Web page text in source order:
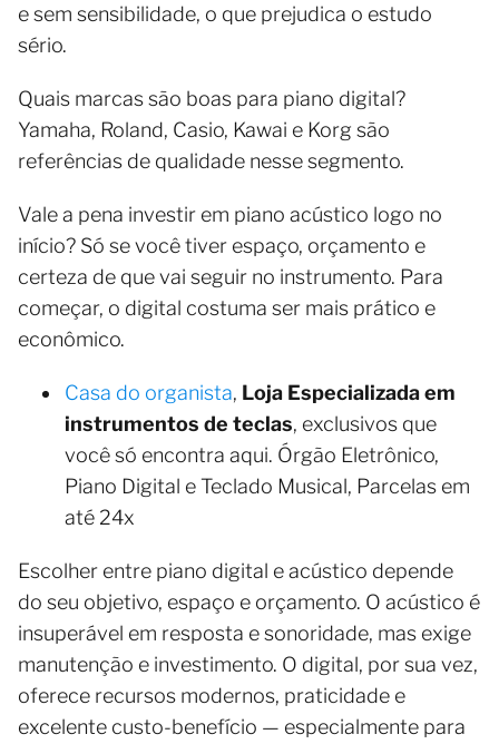
e sem sensibilidade, o que prejudica o estudo
sério.
Quais marcas são boas para piano digital?
Yamaha, Roland, Casio, Kawai e Korg são
referências de qualidade nesse segmento.
Vale a pena investir em piano acústico logo no
início? Só se você tiver espaço, orçamento e
certeza de que vai seguir no instrumento. Para
começar, o digital costuma ser mais prático e
econômico.
Casa do organista, Loja Especializada em
instrumentos de teclas, exclusivos que
você só encontra aqui. Órgão Eletrônico,
Piano Digital e Teclado Musical, Parcelas em
até 24x
Escolher entre piano digital e acústico depende
do seu objetivo, espaço e orçamento. O acústico é
insuperável em resposta e sonoridade, mas exige
manutenção e investimento. O digital, por sua vez,
oferece recursos modernos, praticidade e
excelente custo-benefício — especialmente para